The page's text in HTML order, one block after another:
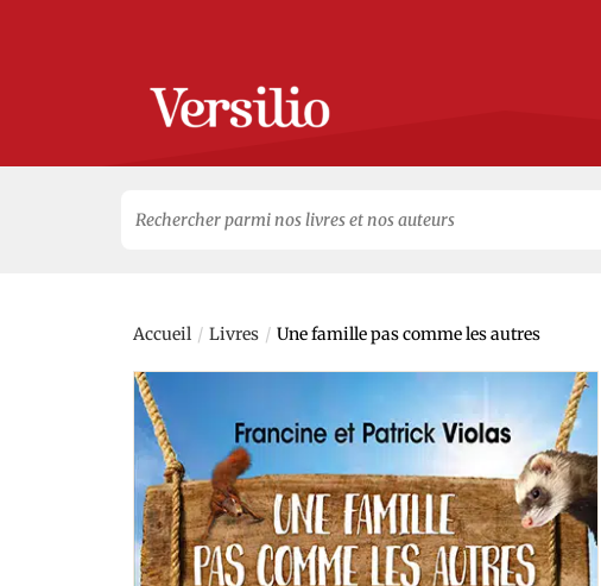
for:
Accueil / Livres / Une famille pas comme les autres